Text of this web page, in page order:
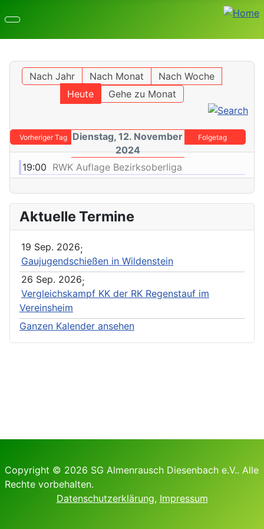
Nach Jahr Nach Monat
Nach Woche
Heute
Gehe zu Monat
Vorheriger Tag
Dienstag, 12. November
2024
Folgetag
19:00 RWK Auflage Bezirksoberliga
Aktuelle Termine
19 Sep. 2026;
Gaujugendschießen in Wildenstein
26 Sep. 2026;
Vergleichskampf KK der RK Regenstauf im
Vereinsheim
Ganzen Kalender ansehen
Copyright © 2026 SG Almenrausch Diesenbach e.V.. Alle
Rechte vorbehalten.
Datenschutzerklärung, Impressum